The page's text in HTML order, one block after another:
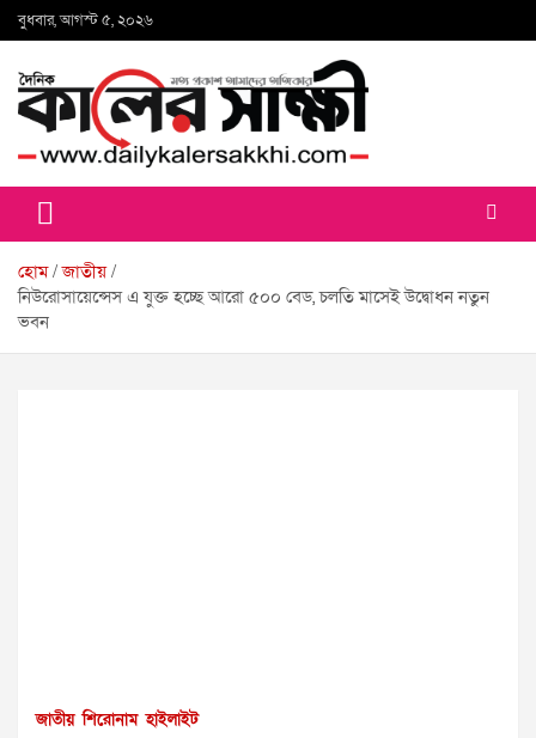
Skip
to
বুধবার, আগস্ট ৫, ২০২৬
কালের সাক্ষী
হোম জাতীয়
নিউরোসায়েন্সেস এ যুক্ত হচ্ছে আরো ৫০০ বেড, চলতি মাসেই উদ্বোধন নতুন
ভবন
জাতীয় শিরোনাম হাইলাইট